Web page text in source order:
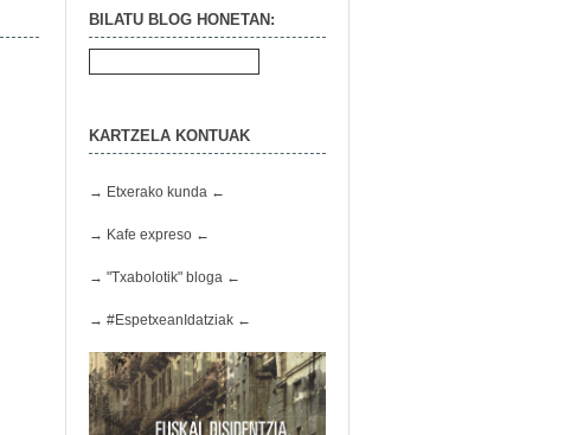
BILATU BLOG HONETAN:
KARTZELA KONTUAK
→ Etxerako kunda ←
→ Kafe expreso ←
→ "Txabolotik" bloga ←
→ #EspetxeanIdatziak ←